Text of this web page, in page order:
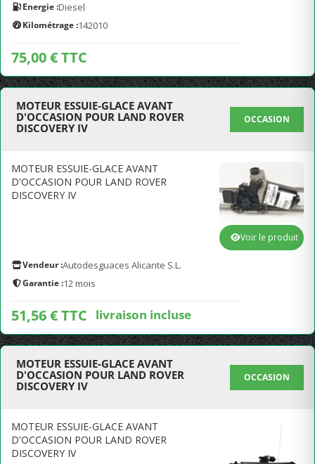
Energie :Diesel
Kilométrage :142010
75,00 € TTC
MOTEUR ESSUIE-GLACE AVANT
D'OCCASION POUR LAND ROVER
DISCOVERY IV
OCCASION
MOTEUR ESSUIE-GLACE AVANT
D'OCCASION POUR LAND ROVER
DISCOVERY IV
Vendeur :Autodesguaces Alicante S.L.
Garantie :12 mois
51,56 € TTC livraison incluse
Voir le produit
MOTEUR ESSUIE-GLACE AVANT
D'OCCASION POUR LAND ROVER
DISCOVERY IV
OCCASION
MOTEUR ESSUIE-GLACE AVANT
D'OCCASION POUR LAND ROVER
DISCOVERY IV